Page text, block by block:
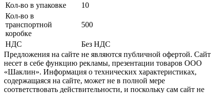
Кол-во в упаковке
10
Кол-во в
транспортной
коробке
500
НДС
Без НДС
Предложения на сайте не являются публичной офертой. Сайт
несет в себе функцию рекламы, презентации товаров ООО
«Шаклин». Информация о технических характеристиках,
содержащаяся на сайте, может не в полной мере
соответствовать действительности, и поскольку сам сайт не